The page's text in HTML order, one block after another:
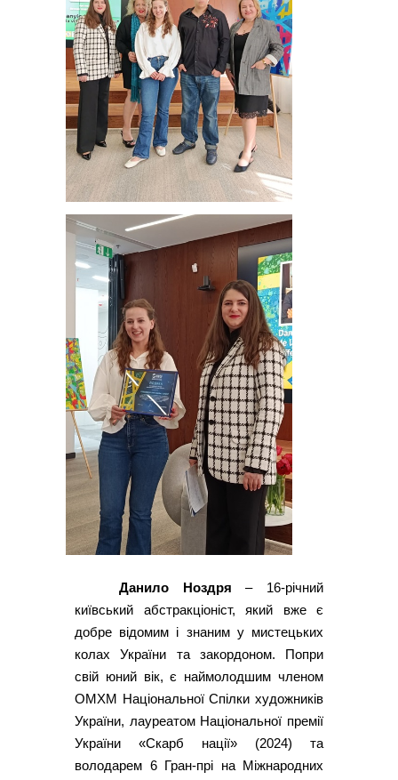
Данило Ноздря – 16-річний
київський абстракціоніст, який вже є
добре відомим і знаним у мистецьких
колах України та закордоном. Попри
свій юний вік, є наймолодшим членом
ОМХМ Національної Спілки художників
України, лауреатом Національної премії
України «Скарб нації» (2024) та
володарем 6 Гран-прі на Міжнародних